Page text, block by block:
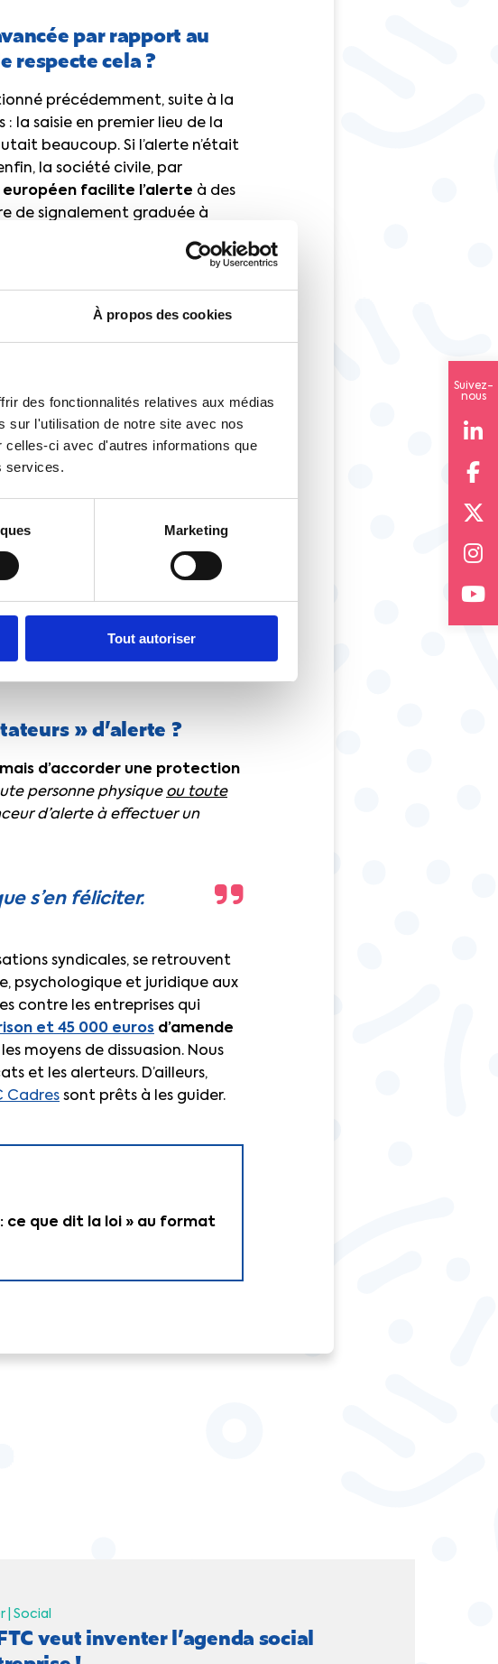
À propos des cookies
des fonctionnalités relatives aux médias
sur l'utilisation de notre site avec nos
ci avec d'autres informations que
services.
Marketing
Tout autoriser
Suivez-
nous
par rapport au
respecte cela ?
précédemment, suite à la
la saisie en premier lieu de la
beaucoup. Si l’alerte n’était
la société civile, par
européen facilite l’alerte à des
de signalement graduée à
[la nouvelle proposition de loi
judiciaire ou de dénoncer les
que s’en réjouir,
dialogue social [le
avant la mise en
le référent [il peut être le
ou bien toute autre personne,
protégé contre les mesures
» d’alerte ?
d’accorder une protection
personne physique ou toute
d’alerte à effectuer un
s’en féliciter.
syndicales, se retrouvent
psychologique et juridique aux
contre les entreprises qui
et 45 000 euros d’amende
moyens de dissuasion. Nous
et les alerteurs. D’ailleurs,
Cadres sont prêts à les guider.
ce que dit la loi » au format
| Social
veut inventer l’agenda social